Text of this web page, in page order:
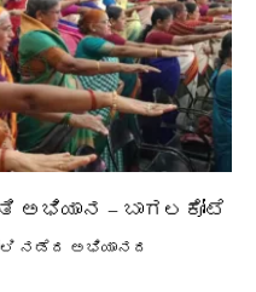
ಅಭಿಯಾನ – ಬಾಗಲಕೋಟೆ
ನಡೆದ ಅಭಿಯಾನದ